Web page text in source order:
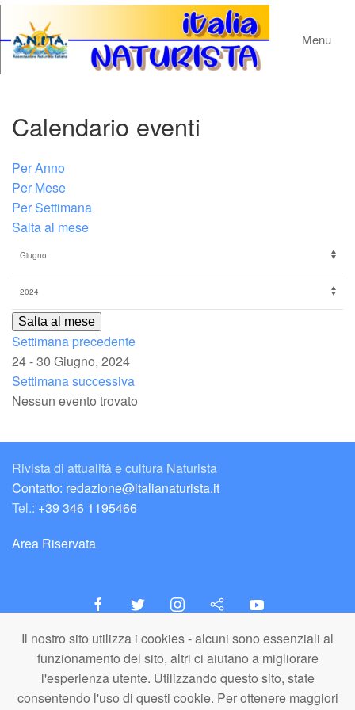
Il nostro sito utilizza i cookies - alcuni sono essenziali al
funzionamento del sito, altri ci aiutano a migliorare
l'esperienza utente. Utilizzando questo sito, state
consentendo l'uso di questi cookie. Per ottenere maggiori
Menu
Calendario eventi
Per Anno
Per Mese
Per Settimana
Salta al mese
Salta al mese
Settimana precedente
24 - 30 Giugno, 2024
Settimana successiva
Nessun evento trovato
Rivista di attualità e cultura Naturista
Contatto: redazione@italianaturista.it
Tel.: +39 346 1195466
Area Riservata
italiaNATURISTA
Editore e Redazione
A.N.ITA. Associazione Naturista Italiana (APS)
C.F. 80203710159